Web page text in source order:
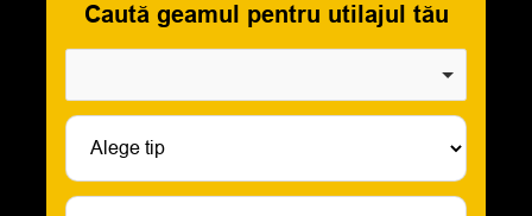
Caută geamul pentru utilajul tău